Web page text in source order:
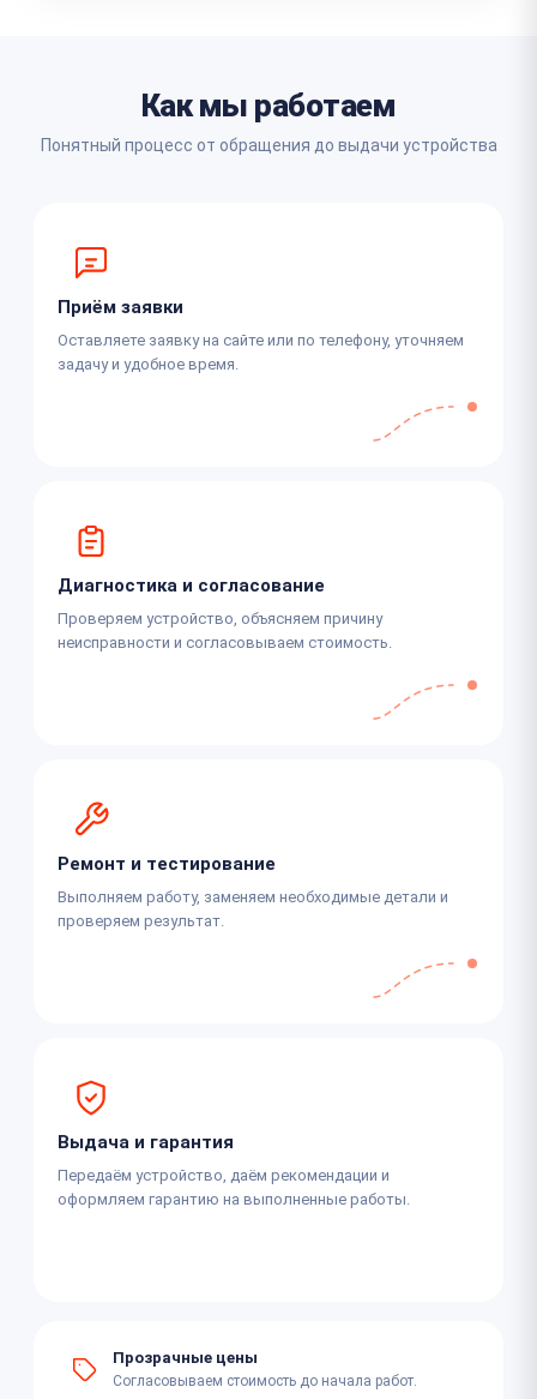
Как мы работаем
Понятный процесс от обращения до выдачи устройства
Приём заявки
Оставляете заявку на сайте или по телефону, уточняем
задачу и удобное время.
Диагностика и согласование
Проверяем устройство, объясняем причину
неисправности и согласовываем стоимость.
Ремонт и тестирование
Выполняем работу, заменяем необходимые детали и
проверяем результат.
Выдача и гарантия
Передаём устройство, даём рекомендации и
оформляем гарантию на выполненные работы.
Прозрачные цены
Согласовываем стоимость до начала работ.